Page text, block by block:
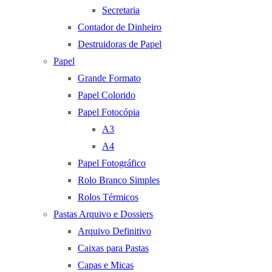
Secretaria
Contador de Dinheiro
Destruidoras de Papel
Papel
Grande Formato
Papel Colorido
Papel Fotocópia
A3
A4
Papel Fotográfico
Rolo Branco Simples
Rolos Térmicos
Pastas Arquivo e Dossiers
Arquivo Definitivo
Caixas para Pastas
Capas e Micas